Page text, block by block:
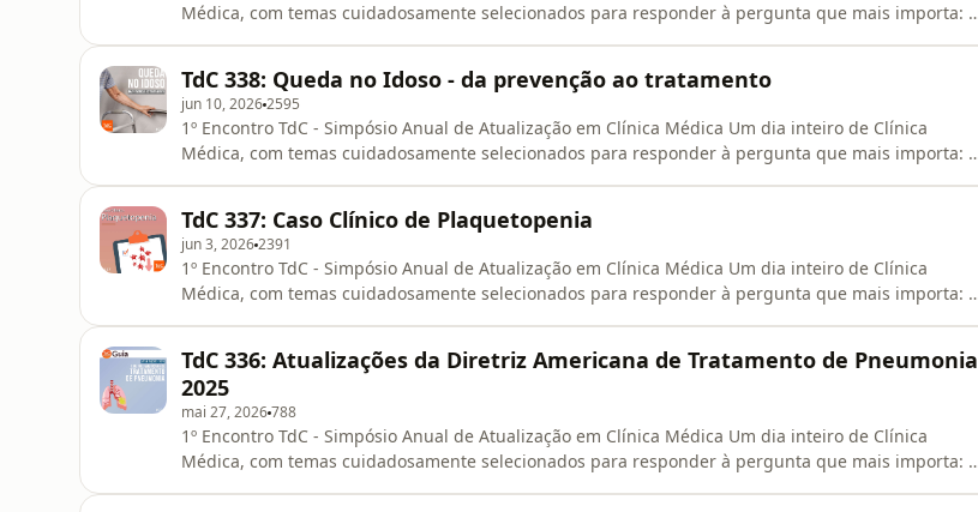
Médica, com temas cuidadosamente selecionados para responder à pergunta que mais importa: o
em São Paulo no dia
TdC 338: Queda no Idoso - da prevenção ao tratamento
jun 10, 20262595
1º Encontro TdC - Simpósio Anual de Atualização em Clínica Médica Um dia inteiro de Clínica
Médica, com temas cuidadosamente selecionados para responder à pergunta que mais importa: o
em São Paulo no dia
TdC 337: Caso Clínico de Plaquetopenia
jun 3, 20262391
1º Encontro TdC - Simpósio Anual de Atualização em Clínica Médica Um dia inteiro de Clínica
Médica, com temas cuidadosamente selecionados para responder à pergunta que mais importa: o
em São Paulo no dia
TdC 336: Atualizações da Diretriz Americana de Tratamento de Pneumonia
2025
mai 27, 2026788
1º Encontro TdC - Simpósio Anual de Atualização em Clínica Médica Um dia inteiro de Clínica
Médica, com temas cuidadosamente selecionados para responder à pergunta que mais importa: o